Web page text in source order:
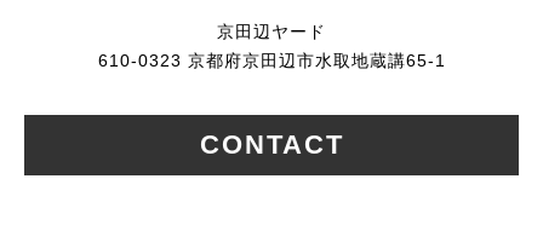
京田辺ヤード
610-0323 京都府京田辺市水取地蔵講65-1
CONTACT